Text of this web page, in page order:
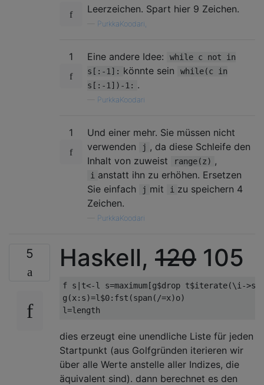
Leerzeichen. Spart hier 9 Zeichen.
PurkkaKoodari,
1 Eine andere Idee:
while c not in
s[:-1]: könnte sein
while(c in
s[:-1])-1: .
PurkkaKoodari
1
Und einer mehr. Sie müssen nicht
verwenden
j , da diese Schleife den
Inhalt von zuweist
range(z) ,
i anstatt ihn zu erhöhen. Ersetzen
Sie einfach
j mit i zu speichern 4
Zeichen.
PurkkaKoodari
5 Haskell, 120 105
f s|t<-l s=maximum[g$drop t$iterate(\i-
g(x:s)=l$0:fst(span(/=x)o)
dies erzeugt eine unendliche Liste für jeden
Startpunkt (aus Golfgründen iterieren wir
über alle Werte anstelle aller Indizes, die
äquivalent sind). dann berechnet es den